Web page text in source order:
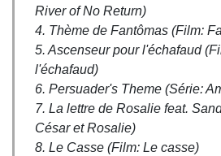
River of No Return)
4. Thème de Fantômas (Film:
5. Ascenseur pour l'échafaud
l'échafaud)
6. Persuader's Theme (Série:
7. La lettre de Rosalie feat.
César et Rosalie)
8. Le Casse (Film: Le casse)